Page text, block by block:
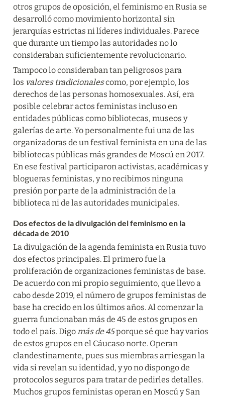
otros grupos de oposición, el feminismo en Rusia se
desarrolló como movimiento horizontal sin
jerarquías estrictas ni líderes individuales. Parece
que durante un tiempo las autoridades no lo
consideraban suficientemente revolucionario.
Tampoco lo consideraban tan peligrosos para
los valores tradicionales como, por ejemplo, los
derechos de las personas homosexuales. Así, era
posible celebrar actos feministas incluso en
entidades públicas como bibliotecas, museos y
galerías de arte. Yo personalmente fui una de las
organizadoras de un festival feminista en una de las
bibliotecas públicas más grandes de Moscú en 2017.
En ese festival participaron activistas, académicas y
blogueras feministas, y no recibimos ninguna
presión por parte de la administración de la
biblioteca ni de las autoridades municipales.
Dos efectos de la divulgación del feminismo en la
década de 2010
La divulgación de la agenda feminista en Rusia tuvo
dos efectos principales. El primero fue la
proliferación de organizaciones feministas de base.
De acuerdo con mi propio seguimiento, que llevo a
cabo desde 2019, el número de grupos feministas de
base ha crecido en los últimos años. Al comenzar la
guerra funcionaban más de 45 de estos grupos en
todo el país. Digo más de 45 porque sé que hay varios
de estos grupos en el Cáucaso norte. Operan
clandestinamente, pues sus miembras arriesgan la
vida si revelan su identidad, y yo no dispongo de
protocolos seguros para tratar de pedirles detalles.
Muchos grupos feministas operan en Moscú y San